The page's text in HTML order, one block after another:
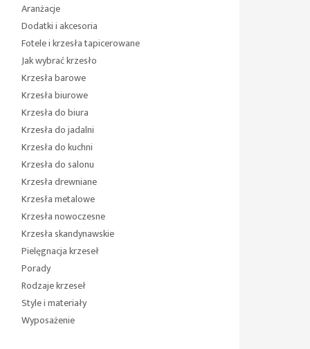
Aranżacje
Dodatki i akcesoria
Fotele i krzesła tapicerowane
Jak wybrać krzesło
Krzesła barowe
Krzesła biurowe
Krzesła do biura
Krzesła do jadalni
Krzesła do kuchni
Krzesła do salonu
Krzesła drewniane
Krzesła metalowe
Krzesła nowoczesne
Krzesła skandynawskie
Pielęgnacja krzeseł
Porady
Rodzaje krzeseł
Style i materiały
Wyposażenie